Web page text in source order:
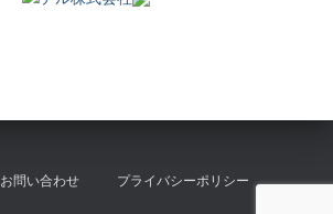
お問い合わせ プライバシーポリシー